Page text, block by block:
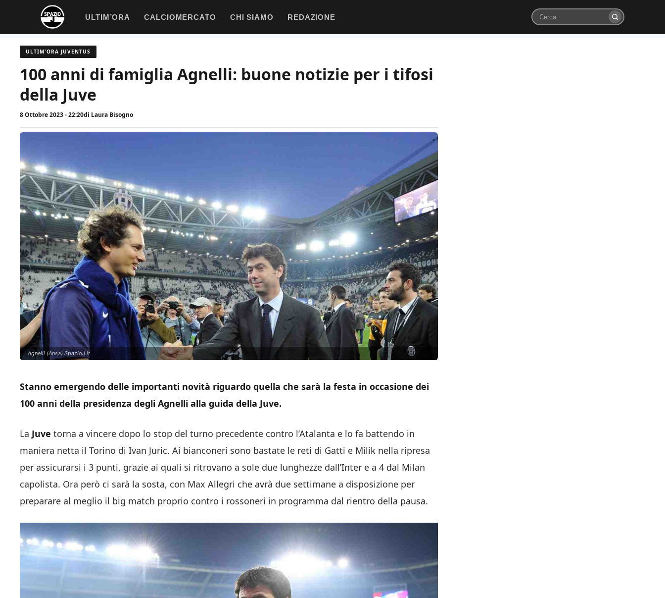
contenuto
ULTIM’ORA CALCIOMERCATO CHI SIAMO REDAZIONE
Cerca
ULTIM'ORA JUVENTUS
100 anni di famiglia Agnelli: buone notizie per i tifosi
della Juve
8 Ottobre 2023 - 22:20di Laura Bisogno
Agnelli (Ansa) SpazioJ.it
Stanno emergendo delle importanti novità riguardo quella che sarà la festa in occasione dei
100 anni della presidenza degli Agnelli alla guida della Juve.
La Juve torna a vincere dopo lo stop del turno precedente contro l’Atalanta e lo fa battendo in
maniera netta il Torino di Ivan Juric. Ai bianconeri sono bastate le reti di Gatti e Milik nella ripresa
per assicurarsi i 3 punti, grazie ai quali si ritrovano a sole due lunghezze dall’Inter e a 4 dal Milan
capolista. Ora però ci sarà la sosta, con Max Allegri che avrà due settimane a disposizione per
preparare al meglio il big match proprio contro i rossoneri in programma dal rientro della pausa.